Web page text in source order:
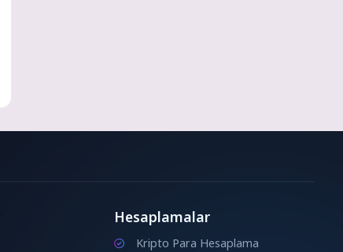
Hesaplamalar
Kripto Para Hesaplama